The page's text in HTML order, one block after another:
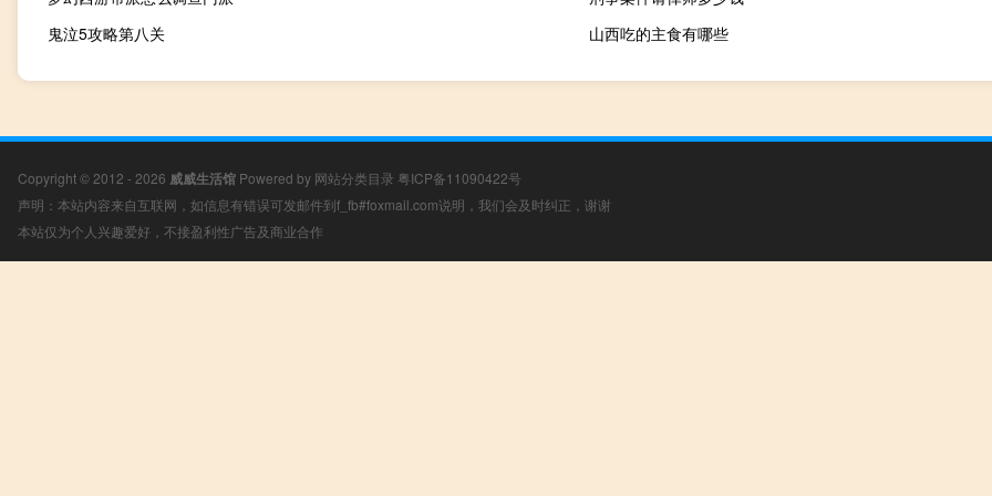
鬼泣5攻略第八关
山西吃的主食有哪些
Copyright © 2012 - 2026 威威生活馆 Powered by 网站分类目录 粤ICP备11090422号
声明：本站内容来自互联网，如信息有错误可发邮件到f_fb#foxmail.com说明，我们会及时纠正，谢谢
本站仅为个人兴趣爱好，不接盈利性广告及商业合作